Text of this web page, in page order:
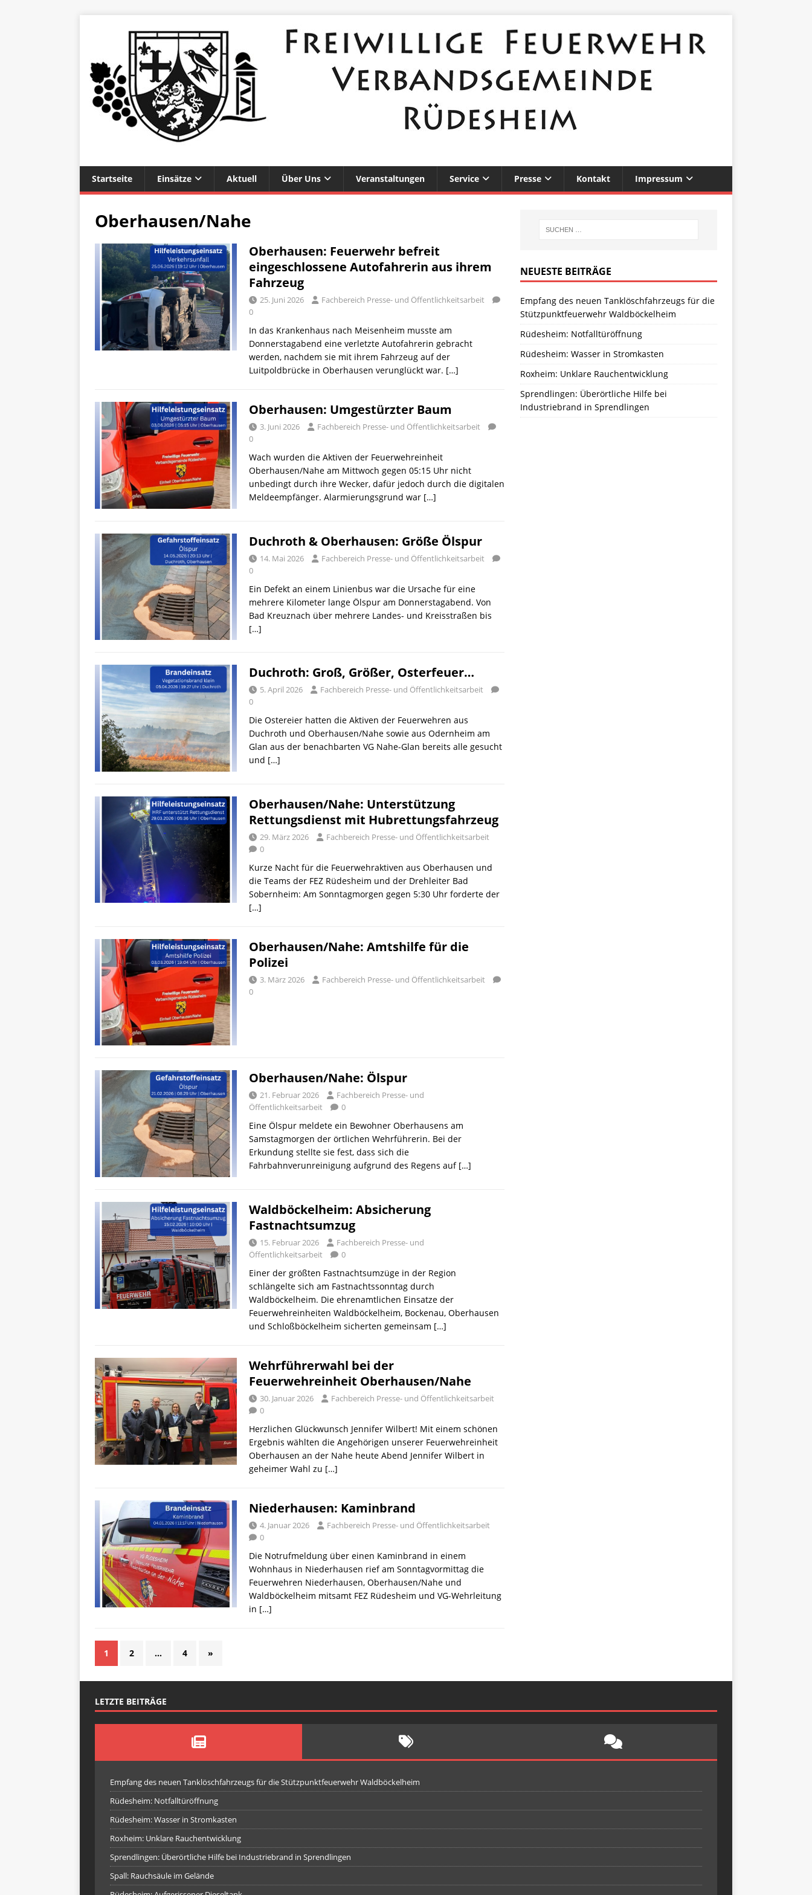
Startseite Einsätze Aktuell Über Uns Veranstaltungen Service Presse Kontakt Impressum
Oberhausen/Nahe
Oberhausen: Feuerwehr befreit
eingeschlossene Autofahrerin aus ihrem
Fahrzeug
25. Juni 2026
Fachbereich Presse- und Öffentlichkeitsarbeit
0
In das Krankenhaus nach Meisenheim musste am
Donnerstagabend eine verletzte Autofahrerin gebracht
werden, nachdem sie mit ihrem Fahrzeug auf der
Luitpoldbrücke in Oberhausen verunglückt war. […]
Oberhausen: Umgestürzter Baum
3. Juni 2026
Fachbereich Presse- und Öffentlichkeitsarbeit
0
Wach wurden die Aktiven der Feuerwehreinheit
Oberhausen/Nahe am Mittwoch gegen 05:15 Uhr nicht
unbedingt durch ihre Wecker, dafür jedoch durch die digitalen
Meldeempfänger. Alarmierungsgrund war […]
Duchroth & Oberhausen: Größe Ölspur
14. Mai 2026
Fachbereich Presse- und Öffentlichkeitsarbeit
0
Ein Defekt an einem Linienbus war die Ursache für eine
mehrere Kilometer lange Ölspur am Donnerstagabend. Von
Bad Kreuznach über mehrere Landes- und Kreisstraßen bis
[…]
Duchroth: Groß, Größer, Osterfeuer…
5. April 2026
Fachbereich Presse- und Öffentlichkeitsarbeit
0
Die Ostereier hatten die Aktiven der Feuerwehren aus
Duchroth und Oberhausen/Nahe sowie aus Odernheim am
Glan aus der benachbarten VG Nahe-Glan bereits alle gesucht
und […]
Oberhausen/Nahe: Unterstützung
Rettungsdienst mit Hubrettungsfahrzeug
29. März 2026
Fachbereich Presse- und Öffentlichkeitsarbeit
0
Kurze Nacht für die Feuerwehraktiven aus Oberhausen und
die Teams der FEZ Rüdesheim und der Drehleiter Bad
Sobernheim: Am Sonntagmorgen gegen 5:30 Uhr forderte der
[…]
Oberhausen/Nahe: Amtshilfe für die
Polizei
3. März 2026
Fachbereich Presse- und Öffentlichkeitsarbeit
0
Oberhausen/Nahe: Ölspur
21. Februar 2026
Fachbereich Presse- und
Öffentlichkeitsarbeit
0
Eine Ölspur meldete ein Bewohner Oberhausens am
Samstagmorgen der örtlichen Wehrführerin. Bei der
Erkundung stellte sie fest, dass sich die
Fahrbahnverunreinigung aufgrund des Regens auf […]
Waldböckelheim: Absicherung
Fastnachtsumzug
15. Februar 2026
Fachbereich Presse- und
Öffentlichkeitsarbeit
0
Einer der größten Fastnachtsumzüge in der Region
schlängelte sich am Fastnachtssonntag durch
Waldböckelheim. Die ehrenamtlichen Einsatze der
Feuerwehreinheiten Waldböckelheim, Bockenau, Oberhausen
und Schloßböckelheim sicherten gemeinsam […]
Wehrführerwahl bei der
Feuerwehreinheit Oberhausen/Nahe
30. Januar 2026
Fachbereich Presse- und Öffentlichkeitsarbeit
0
Herzlichen Glückwunsch Jennifer Wilbert! Mit einem schönen
Ergebnis wählten die Angehörigen unserer Feuerwehreinheit
Oberhausen an der Nahe heute Abend Jennifer Wilbert in
geheimer Wahl zu […]
Niederhausen: Kaminbrand
4. Januar 2026
Fachbereich Presse- und Öffentlichkeitsarbeit
0
Die Notrufmeldung über einen Kaminbrand in einem
Wohnhaus in Niederhausen rief am Sonntagvormittag die
Feuerwehren Niederhausen, Oberhausen/Nahe und
Waldböckelheim mitsamt FEZ Rüdesheim und VG-Wehrleitung
in […]
1 2 … 4 »
NEUESTE BEITRÄGE
Empfang des neuen Tanklöschfahrzeugs für die
Stützpunktfeuerwehr Waldböckelheim
Rüdesheim: Notfalltüröffnung
Rüdesheim: Wasser in Stromkasten
Roxheim: Unklare Rauchentwicklung
Sprendlingen: Überörtliche Hilfe bei
Industriebrand in Sprendlingen
LETZTE BEITRÄGE
Empfang des neuen Tanklöschfahrzeugs für die Stützpunktfeuerwehr Waldböckelheim
Rüdesheim: Notfalltüröffnung
Rüdesheim: Wasser in Stromkasten
Roxheim: Unklare Rauchentwicklung
Sprendlingen: Überörtliche Hilfe bei Industriebrand in Sprendlingen
Spall: Rauchsäule im Gelände